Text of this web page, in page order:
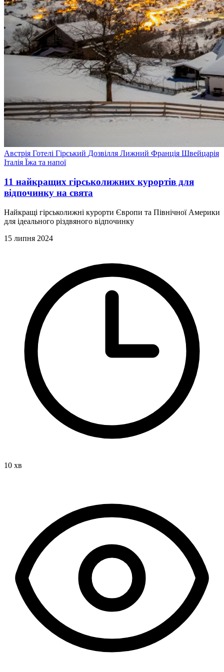
Австрія Готелі Гірський Дозвілля Лижний Франція Швейцарія
Італія Їжа та напої
11 найкращих гірськолижних курортів для
відпочинку на свята
Найкращі гірськолижні курорти Європи та Північної Америки
для ідеального різдвяного відпочинку
15 липня 2024
10 хв